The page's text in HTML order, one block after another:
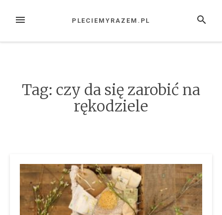
MENU SZUKAJ
PLECIEMYRAZEM.PL
Tag: czy da się zarobić na
rękodziele